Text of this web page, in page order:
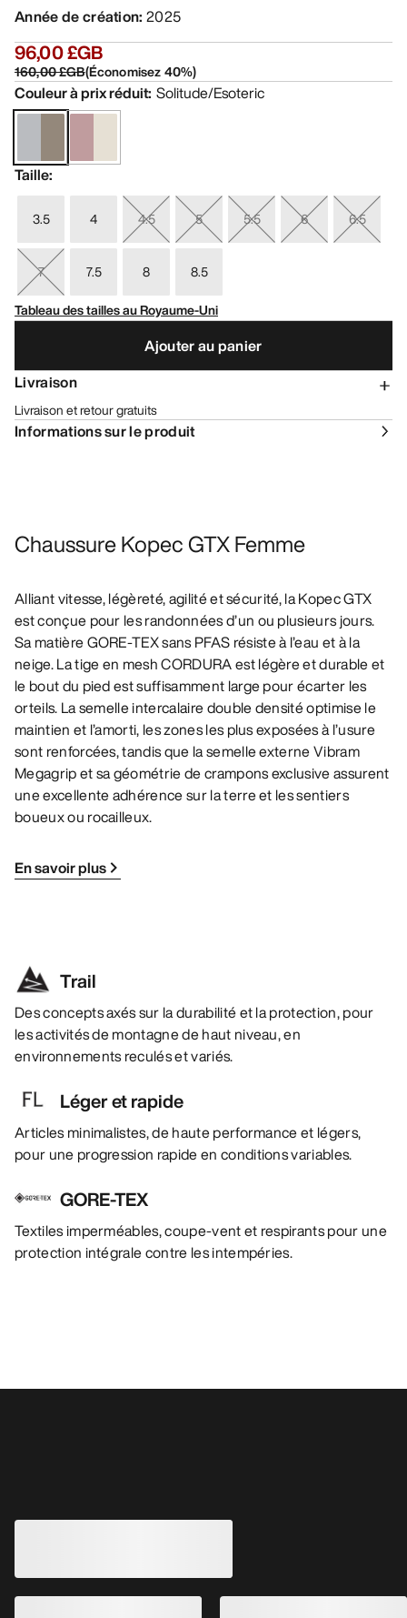
Année de création: 2025
96,00 £GB
160,00 £GB(Économisez40%)
Couleur à prix réduit: Solitude/Esoteric
Taille:
3.5 4 4.5 5 5.5 6 6.5
7 7.5 8
8.5
Tableau des tailles au Royaume-Uni
Ajouter au panier
Livraison
Livraison et retour gratuits
Informations sur le produit
Chaussure Kopec GTX Femme
Alliant vitesse, légèreté, agilité et sécurité, la Kopec GTX
est conçue pour les randonnées d’un ou plusieurs jours.
Sa matière GORE-TEX sans PFAS résiste à l’eau et à la
neige. La tige en mesh CORDURA est légère et durable et
le bout du pied est suffisamment large pour écarter les
orteils. La semelle intercalaire double densité optimise le
maintien et l’amorti, les zones les plus exposées à l’usure
sont renforcées, tandis que la semelle externe Vibram
Megagrip et sa géométrie de crampons exclusive assurent
une excellente adhérence sur la terre et les sentiers
boueux ou rocailleux.
En savoir plus
Trail
Des concepts axés sur la durabilité et la protection, pour
les activités de montagne de haut niveau, en
environnements reculés et variés.
Léger et rapide
Articles minimalistes, de haute performance et légers,
pour une progression rapide en conditions variables.
GORE-TEX
Textiles imperméables, coupe-vent et respirants pour une
protection intégrale contre les intempéries.
GORE-TEX